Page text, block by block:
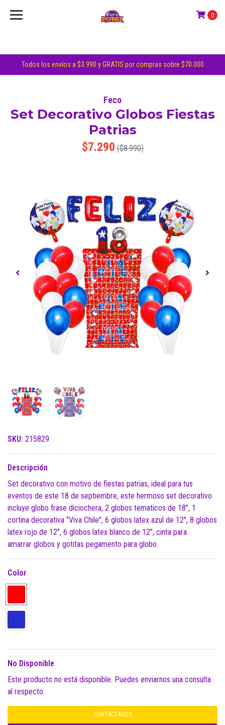
Todos los envíos a $3.990 y GRATIS por compras sobre $70.000
0
Feco
Set Decorativo Globos Fiestas
Patrias
$7.290 ($8.990)
SKU: 215829
Descripción
Set decorativo con motivo de fiestas patrias, ideal para tus
eventos de este 18 de septiembre, este hermoso set decorativo
incluye globo frase diciochera, 2 globos tematicos de 18", 1
cortina decorativa "Viva Chile", 6 globos latex azul de 12", 8 globos
latex rojo de 12", 6 globos latex blanco de 12", cinta para
amarrar globos y gotitas pegamento para globo.
Color
No Disponible
Este producto no está disponible. Puedes enviarnos una consulta
al respecto.
CONTÁCTANOS